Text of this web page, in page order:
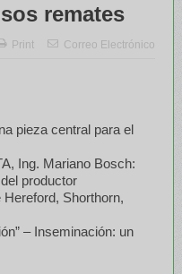
remates
Print Correo Electrónico
pieza central para el
Ing. Mariano Bosch:
productor
Shorthorn,
– Inseminación: un